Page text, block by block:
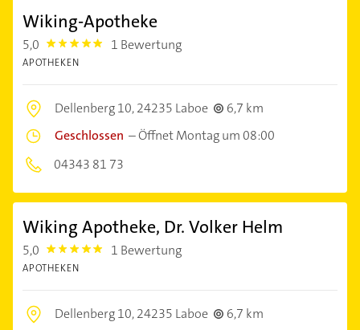
Wiking-Apotheke
5,0 5.0 1 Bewertung
APOTHEKEN
Dellenberg 10,24235 Laboe
6,7 km
Geschlossen –Öffnet Montag um 08:00
04343 81 73
Wiking Apotheke, Dr. Volker Helm
5,0 5.0 1 Bewertung
APOTHEKEN
Dellenberg 10,24235 Laboe
6,7 km